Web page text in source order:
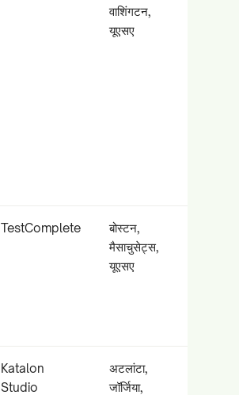
वाशिंगटन,
यूएसए
TestComplete
बोस्टन,
मैसाचुसेट्स,
यूएसए
Katalon
Studio
अटलांटा,
जॉर्जिया,